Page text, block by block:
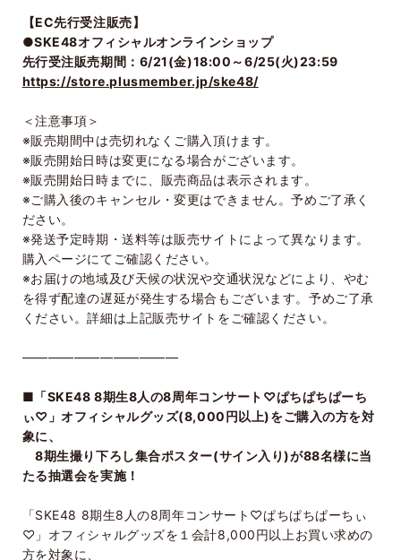
【EC先行受注販売】
●SKE48オフィシャルオンラインショップ
先行受注販売期間：6/21(金)18:00～6/25(火)23:59
https://store.plusmember.jp/ske48/
＜注意事項＞
※販売期間中は売切れなくご購入頂けます。
※販売開始日時は変更になる場合がございます。
※販売開始日時までに、販売商品は表示されます。
※ご購入後のキャンセル・変更はできません。予めご了承く
ださい。
※発送予定時期・送料等は販売サイトによって異なります。
購入ページにてご確認ください。
※お届けの地域及び天候の状況や交通状況などにより、やむ
を得ず配達の遅延が発生する場合もございます。予めご了承
ください。詳細は上記販売サイトをご確認ください。
――――――――――――
■「SKE48 8期生8人の8周年コンサート♡ぱちぱちぱーち
ぃ♡」オフィシャルグッズ(8,000円以上)をご購入の方を対
象に、
8期生撮り下ろし集合ポスター(サイン入り)が88名様に当
たる抽選会を実施！
「SKE48 8期生8人の8周年コンサート♡ぱちぱちぱーちぃ
♡」オフィシャルグッズを１会計8,000円以上お買い求めの
方を対象に、